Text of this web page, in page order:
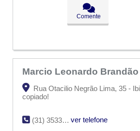
09:00 - 18:00
09:00 - 18:00
09:00 - 18:00
Comente
Marcio Leonardo
Rua Otacilio Negrão Lima, 35 -
copiado!
(31) 3533-2219
ver telefone